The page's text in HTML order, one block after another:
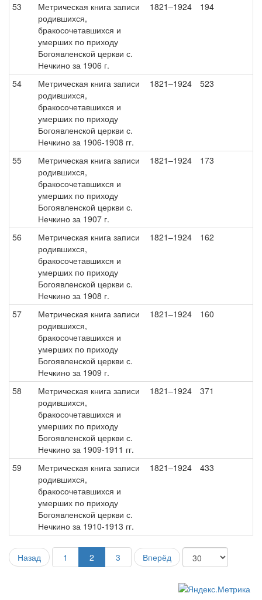
53
Метрическая книга записи
родившихся,
бракосочетавшихся и
умерших по приходу
Богоявленской церкви с.
Нечкино за 1906 г.
1821–1924 194
54
Метрическая книга записи
родившихся,
бракосочетавшихся и
умерших по приходу
Богоявленской церкви с.
Нечкино за 1906-1908 гг.
1821–1924 523
55
Метрическая книга записи
родившихся,
бракосочетавшихся и
умерших по приходу
Богоявленской церкви с.
Нечкино за 1907 г.
1821–1924 173
56
Метрическая книга записи
родившихся,
бракосочетавшихся и
умерших по приходу
Богоявленской церкви с.
Нечкино за 1908 г.
1821–1924 162
57
Метрическая книга записи
родившихся,
бракосочетавшихся и
умерших по приходу
Богоявленской церкви с.
Нечкино за 1909 г.
1821–1924 160
58
Метрическая книга записи
родившихся,
бракосочетавшихся и
умерших по приходу
Богоявленской церкви с.
Нечкино за 1909-1911 гг.
1821–1924 371
59
Метрическая книга записи
родившихся,
бракосочетавшихся и
умерших по приходу
Богоявленской церкви с.
Нечкино за 1910-1913 гг.
1821–1924 433
Назад 1 2 3 Вперёд